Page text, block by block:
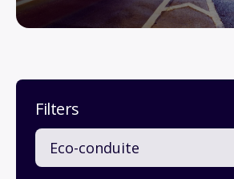
Filters